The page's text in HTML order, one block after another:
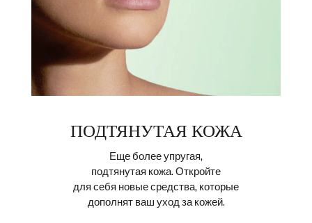
ПОДТЯНУТАЯ КОЖА
Еще более упругая,
подтянутая кожа. Откройте
для себя новые средства, которые
дополнят ваш уход за кожей.